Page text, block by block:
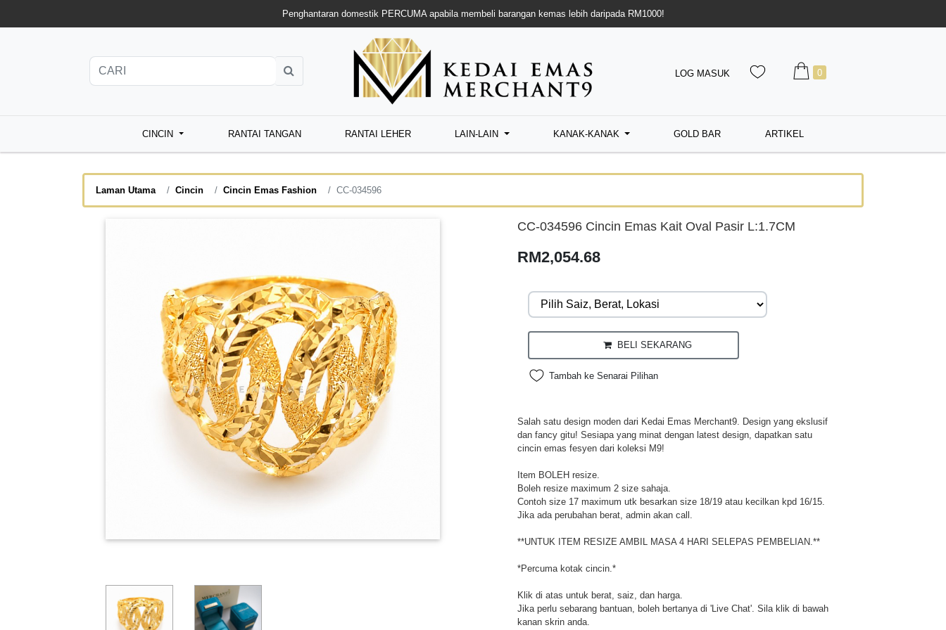
Penghantaran domestik PERCUMA apabila membeli barangan kemas lebih daripada RM1000!
LOG MASUK 0
CINCIN RANTAI TANGAN RANTAI LEHER LAIN-LAIN KANAK-KANAK GOLD BAR ARTIKEL
Laman Utama Cincin Cincin Emas Fashion CC-034596
CC-034596 Cincin Emas Kait Oval Pasir L:1.7CM
RM2,054.68
BELI SEKARANG
Tambah ke Senarai Pilihan
Salah satu design moden dari Kedai Emas Merchant9. Design yang ekslusif
dan fancy gitu! Sesiapa yang minat dengan latest design, dapatkan satu
cincin emas fesyen dari koleksi M9!
Item BOLEH resize.
Boleh resize maximum 2 size sahaja.
Contoh size 17 maximum utk besarkan size 18/19 atau kecilkan kpd 16/15.
Jika ada perubahan berat, admin akan call.
**UNTUK ITEM RESIZE AMBIL MASA 4 HARI SELEPAS PEMBELIAN.**
*Percuma kotak cincin.*
Klik di atas untuk berat, saiz, dan harga.
Jika perlu sebarang bantuan, boleh bertanya di 'Live Chat'. Sila klik di bawah
kanan skrin anda.